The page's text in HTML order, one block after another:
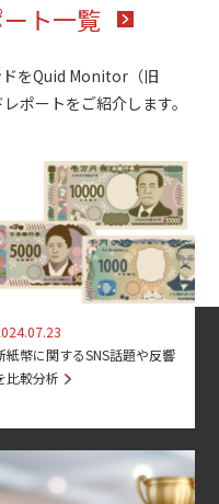
ト一覧
ドをQuid Monitor（旧
ポートをご紹介します。
紙幣に関するSNS話題や反響
比較分析